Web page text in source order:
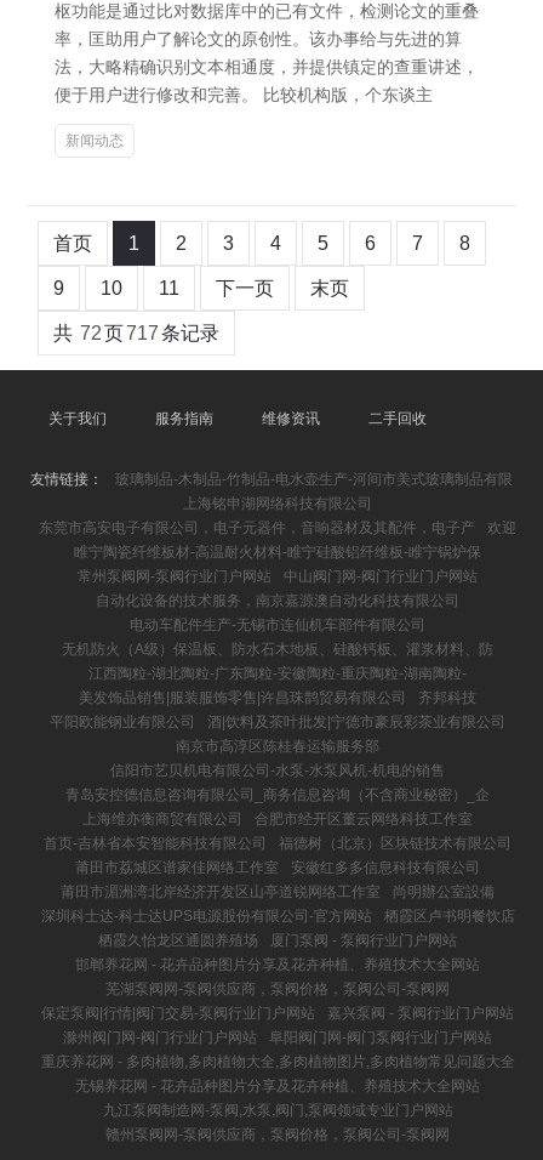
枢功能是通过比对数据库中的已有文件，检测论文的重叠
率，匡助用户了解论文的原创性。该办事给与先进的算
法，大略精确识别文本相通度，并提供镇定的查重讲述，
便于用户进行修改和完善。 比较机构版，个东谈主
新闻动态
首页 1 2 3 4 5 6 7 8
9 10 11 下一页 末页
共 72页717条记录
关于我们 服务指南 维修资讯 二手回收
友情链接：
玻璃制品-木制品-竹制品-电水壶生产-河间市美式玻璃制品有限
上海铭申湖网络科技有限公司
东莞市高安电子有限公司，电子元器件，音响器材及其配件，电子产
欢迎
睢宁陶瓷纤维板材-高温耐火材料-睢宁硅酸铝纤维板-睢宁锅炉保
常州泵阀网-泵阀行业门户网站
中山阀门网-阀门行业门户网站
自动化设备的技术服务，南京嘉源澳自动化科技有限公司
电动车配件生产-无锡市连仙机车部件有限公司
无机防火（A级）保温板、防水石木地板、硅酸钙板、灌浆材料、防
江西陶粒-湖北陶粒-广东陶粒-安徽陶粒-重庆陶粒-湖南陶粒-
美发饰品销售|服装服饰零售|许昌珠鹊贸易有限公司
齐邦科技
平阳欧能钢业有限公司
酒|饮料及茶叶批发|宁德市豪辰彩茶业有限公司
南京市高淳区陈桂春运输服务部
信阳市艺贝机电有限公司-水泵-水泵风机-机电的销售
青岛安控德信息咨询有限公司_商务信息咨询（不含商业秘密）_企
上海维亦衡商贸有限公司
合肥市经开区董云网络科技工作室
首页-吉林省本安智能科技有限公司
福德树（北京）区块链技术有限公司
莆田市荔城区谱家佳网络工作室
安徽红多多信息科技有限公司
莆田市湄洲湾北岸经济开发区山亭道锐网络工作室
尚明辦公室設備
深圳科士达-科士达UPS电源股份有限公司-官方网站
栖霞区卢书明餐饮店
栖霞久怡龙区通圆养殖场
厦门泵阀 - 泵阀行业门户网站
邯郸养花网 - 花卉品种图片分享及花卉种植、养殖技术大全网站
芜湖泵阀网-泵阀供应商，泵阀价格，泵阀公司-泵阀网
保定泵阀|行情|阀门交易-泵阀行业门户网站
嘉兴泵阀 - 泵阀行业门户网站
滁州阀门网-阀门行业门户网站
阜阳阀门网-阀门泵阀行业门户网站
重庆养花网 - 多肉植物,多肉植物大全,多肉植物图片,多肉植物常见问题大全
无锡养花网 - 花卉品种图片分享及花卉种植、养殖技术大全网站
九江泵阀制造网-泵阀,水泵,阀门,泵阀领域专业门户网站
赣州泵阀网-泵阀供应商，泵阀价格，泵阀公司-泵阀网